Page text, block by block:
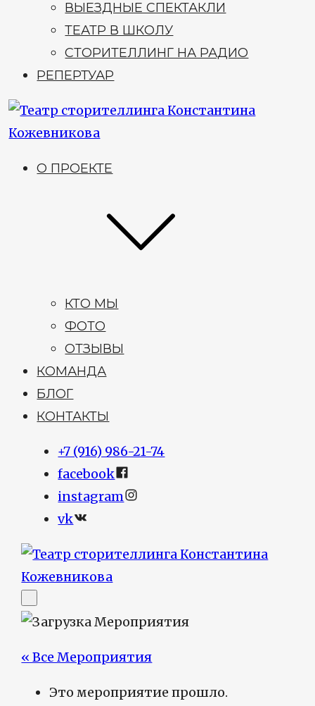
ВЫЕЗДНЫЕ СПЕКТАКЛИ
ТЕАТР В ШКОЛУ
СТОРИТЕЛЛИНГ НА РАДИО
РЕПЕРТУАР
О ПРОЕКТЕ
КТО МЫ
ФОТО
ОТЗЫВЫ
КОМАНДА
БЛОГ
КОНТАКТЫ
+7 (916) 986-21-74
facebook
instagram
vk
« Все Мероприятия
Это мероприятие прошло.